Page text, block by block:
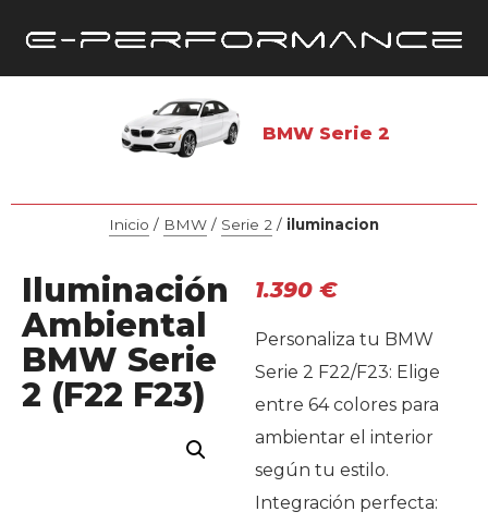
BMW Serie 2
Inicio / BMW / Serie 2 / iluminacion
Iluminación
Ambiental
BMW Serie
2 (F22 F23)
1.390 €
Personaliza tu BMW
Serie 2 F22/F23: Elige
entre 64 colores para
ambientar el interior
según tu estilo.
Integración perfecta: